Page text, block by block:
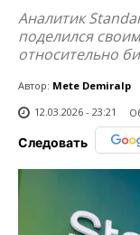
Аналитик
поделился
относительно
Автор: Mete Demiralp
12.03.2026 - 23:21
Следовать